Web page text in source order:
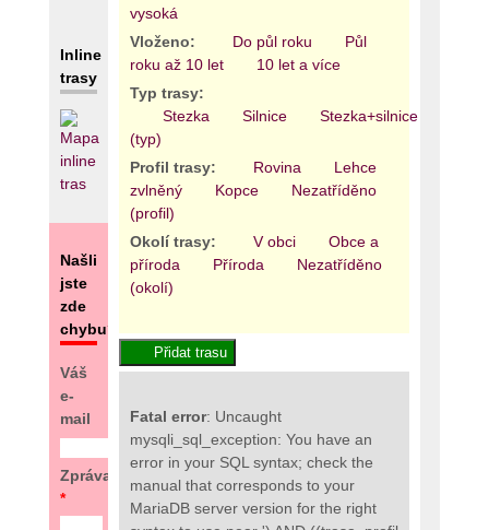
Inline
trasy
Našli
jste
zde
chybu?
Váš
e-
mail
Zpráva
*
vysoká
Vloženo:
Do půl roku
Půl
roku až 10 let
10 let a více
Typ trasy:
Stezka
Silnice Stezka+silnice
(typ)
Profil trasy:
Rovina
Lehce
zvlněný
Kopce
Nezatříděno
(profil)
Okolí trasy:
V obci
Obce a
příroda
Příroda
Nezatříděno
(okolí)
Fatal error: Uncaught
mysqli_sql_exception: You have an
error in your SQL syntax; check the
manual that corresponds to your
MariaDB server version for the right